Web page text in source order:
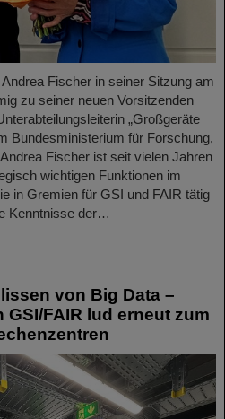
Fischer in seiner Sitzung am
zu seiner neuen Vorsitzenden
„Großgeräte
Bundesministerium für Forschung,
Fischer ist seit vielen Jahren
wichtigen Funktionen im
in Gremien für GSI und FAIR tätig
Kenntnisse der…
von Big Data –
GSI/FAIR lud erneut zum